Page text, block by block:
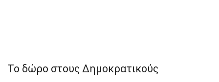
Το δώρο στους Δημοκρατικούς